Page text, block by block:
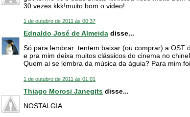
30 vezes kkk!muito bom o video!
1 de outubro de 2011 às 00:37
Ednaldo José de Almeida disse...
Só para lembrar: tentem baixar (ou comprar) a
e pra mim deixa muitos clássicos do cinema no
Quem ai se lembra da música da águia? Para mim
1 de outubro de 2011 às 01:01
Thiago Morosi Janegits disse...
NOSTALGIA .